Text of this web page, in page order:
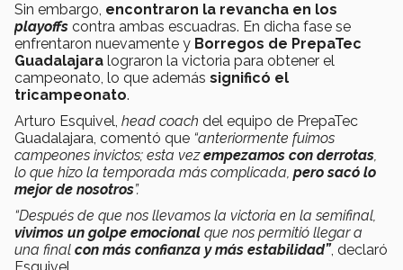
Sin embargo, encontraron la revancha en los
playoffs contra ambas escuadras. En dicha fase se
enfrentaron nuevamente y Borregos de PrepaTec
Guadalajara lograron la victoria para obtener el
campeonato, lo que además significó el
tricampeonato.
Arturo Esquivel, head coach del equipo de PrepaTec
Guadalajara, comentó que “anteriormente fuimos
campeones invictos; esta vezempezamos con derrotas,
lo que hizo la temporada más complicada, pero sacó lo
mejor de nosotros”.
“Después de que nos llevamos la victoria en la semifinal,
vivimos un golpe emocional que nos permitió llegar a
una final con más confianza y más estabilidad”, declaró